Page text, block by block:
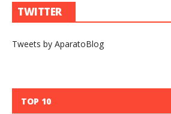
TWITTER
Tweets by AparatoBlog
TOP 10